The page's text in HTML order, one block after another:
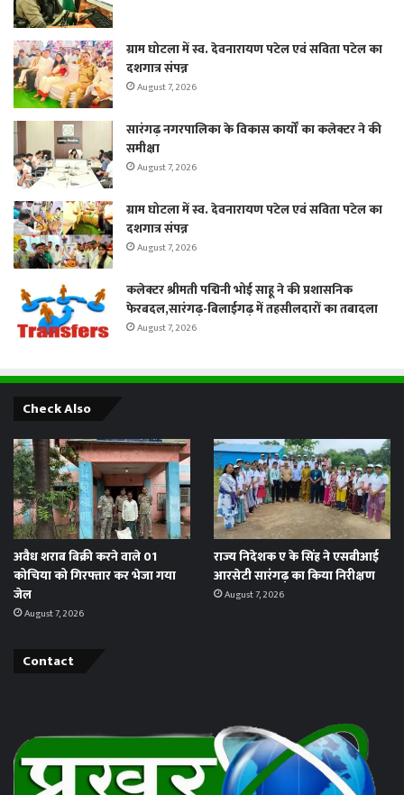
ग्राम घोटला में स्व. देवनारायण पटेल एवं सविता पटेल का
दशगात्र संपन्न
August 7, 2026
सारंगढ़ नगरपालिका के विकास कार्यों का कलेक्टर ने की
समीक्षा
August 7, 2026
ग्राम घोटला में स्व. देवनारायण पटेल एवं सविता पटेल का
दशगात्र संपन्न
August 7, 2026
कलेक्टर श्रीमती पद्मिनी भोई साहू ने की प्रशासनिक
फेरबदल,सारंगढ़-बिलाईगढ़ में तहसीलदारों का तबादला
August 7, 2026
Check Also
अवैध शराब बिक्री करने वाले 01
कोचिया को गिरफ्तार कर भेजा गया
जेल
August 7, 2026
राज्य निदेशक ए के सिंह ने एसबीआई
आरसेटी सारंगढ़ का किया निरीक्षण
August 7, 2026
Contact